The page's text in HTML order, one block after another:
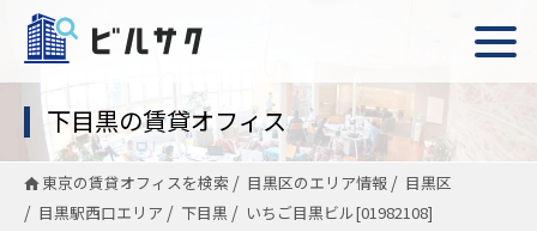
下目黒の賃貸オフィス
東京の賃貸オフィスを検索 目黒区のエリア情報
目黒区
目黒駅西口エリア
下目黒 いちご目黒ビル[01982108]